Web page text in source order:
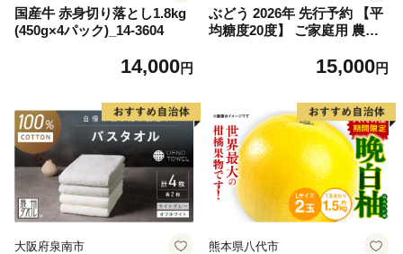
国産牛 赤身切り落とし1.8kg
(450g×4パック)_14-3604
14,000円
ぶどう 2026年 先行予約 【平
均糖度20度】 ご家庭用 農家
ット 2～3房 合計約1.2kg ブ
直送 】
15,000円
大阪府泉南市 熊本県八代市